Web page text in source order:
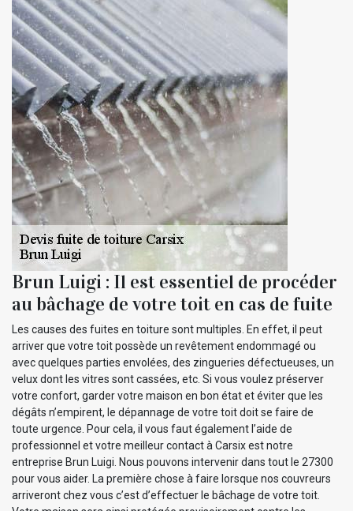
Brun Luigi : Il est essentiel de procéder
au bâchage de votre toit en cas de fuite
Les causes des fuites en toiture sont multiples. En effet, il peut
arriver que votre toit possède un revêtement endommagé ou
avec quelques parties envolées, des zingueries défectueuses, un
velux dont les vitres sont cassées, etc. Si vous voulez préserver
votre confort, garder votre maison en bon état et éviter que les
dégâts n’empirent, le dépannage de votre toit doit se faire de
toute urgence. Pour cela, il vous faut également l’aide de
professionnel et votre meilleur contact à Carsix est notre
entreprise Brun Luigi. Nous pouvons intervenir dans tout le 27300
pour vous aider. La première chose à faire lorsque nos couvreurs
arriveront chez vous c’est d’effectuer le bâchage de votre toit.